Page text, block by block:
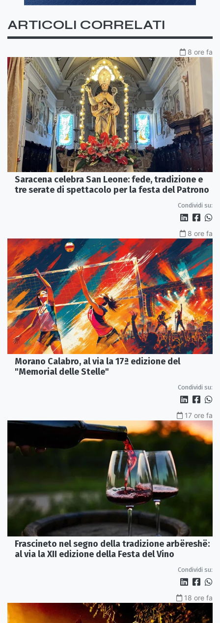
ARTICOLI CORRELATI
8 ore fa
Saracena celebra San Leone: fede, tradizione e
tre serate di spettacolo per la festa del Patrono
Condividi su:
8 ore fa
Morano Calabro, al via la 17ª edizione del
"Memorial delle Stelle"
Condividi su:
17 ore fa
Frascineto nel segno della tradizione arbëreshë:
al via la XII edizione della Festa del Vino
Condividi su:
18 ore fa